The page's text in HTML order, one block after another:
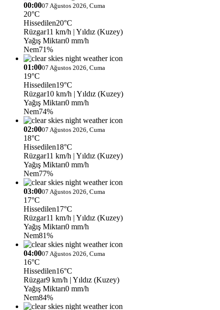
00:0007 Ağustos 2026, Cuma
20°C
Hissedilen20°C
Rüzgar11 km/h | Yıldız (Kuzey)
Yağış Miktarı0 mm/h
Nem71%
01:0007 Ağustos 2026, Cuma
19°C
Hissedilen19°C
Rüzgar10 km/h | Yıldız (Kuzey)
Yağış Miktarı0 mm/h
Nem74%
02:0007 Ağustos 2026, Cuma
18°C
Hissedilen18°C
Rüzgar11 km/h | Yıldız (Kuzey)
Yağış Miktarı0 mm/h
Nem77%
03:0007 Ağustos 2026, Cuma
17°C
Hissedilen17°C
Rüzgar11 km/h | Yıldız (Kuzey)
Yağış Miktarı0 mm/h
Nem81%
04:0007 Ağustos 2026, Cuma
16°C
Hissedilen16°C
Rüzgar9 km/h | Yıldız (Kuzey)
Yağış Miktarı0 mm/h
Nem84%